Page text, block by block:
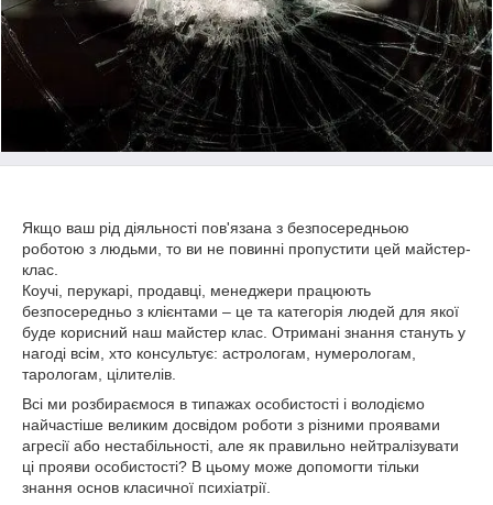
Якщо ваш рід діяльності пов'язана з безпосередньою
роботою з людьми, то ви не повинні пропустити цей майстер-
клас.
Коучі, перукарі, продавці, менеджери працюють
безпосередньо з клієнтами – це та категорія людей для якої
буде корисний наш майстер клас. Отримані знання стануть у
нагоді всім, хто консультує: астрологам, нумерологам,
тарологам, цілителів.
Всі ми розбираємося в типажах особистості і володіємо
найчастіше великим досвідом роботи з різними проявами
агресії або нестабільності, але як правильно нейтралізувати
ці прояви особистості? В цьому може допомогти тільки
знання основ класичної психіатрії.